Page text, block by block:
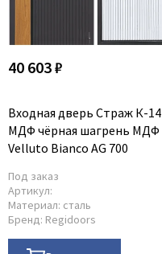
40 603 ₽
Входная дверь Страж К-14
МДФ чёрная шагрень МДФ
Velluto Bianco AG 700
Под заказ
Артикул:
Материал: сталь
Бренд: Regidoors